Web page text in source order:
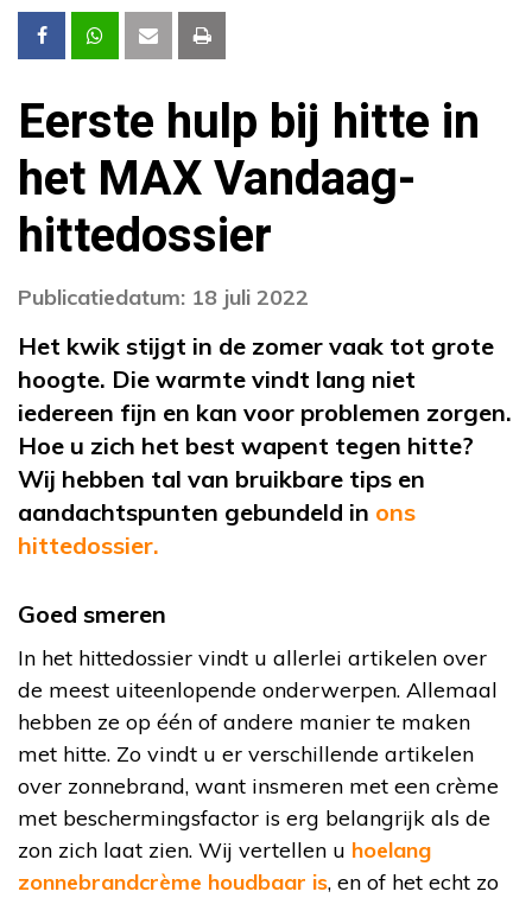
Eerste hulp bij hitte in
het MAX Vandaag-
hittedossier
Publicatiedatum: 18 juli 2022
Het kwik stijgt in de zomer vaak tot grote
hoogte. Die warmte vindt lang niet
iedereen fijn en kan voor problemen zorgen.
Hoe u zich het best wapent tegen hitte?
Wij hebben tal van bruikbare tips en
aandachtspunten gebundeld in ons
hittedossier.
Goed smeren
In het hittedossier vindt u allerlei artikelen over
de meest uiteenlopende onderwerpen. Allemaal
hebben ze op één of andere manier te maken
met hitte. Zo vindt u er verschillende artikelen
over zonnebrand, want insmeren met een crème
met beschermingsfactor is erg belangrijk als de
zon zich laat zien. Wij vertellen u hoelang
zonnebrandcrème houdbaar is, en of het echt zo